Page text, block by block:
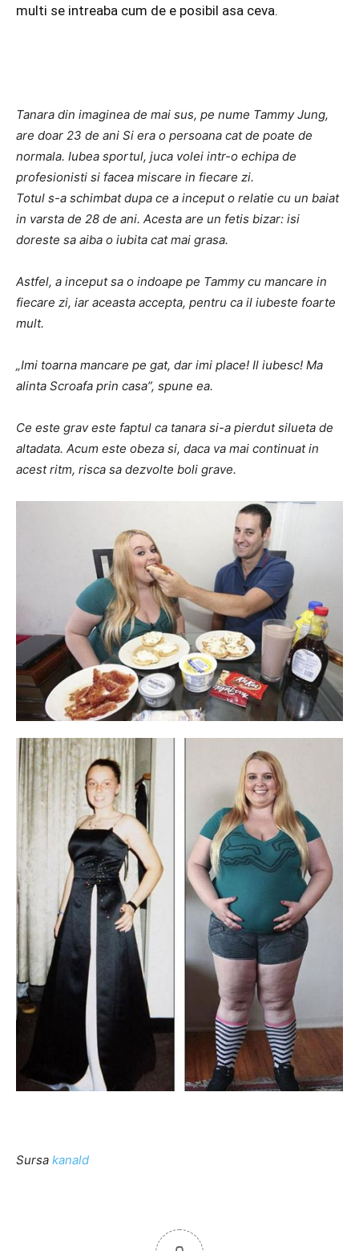
multi se intreaba cum de e posibil asa ceva.
Tanara din imaginea de mai sus, pe nume Tammy Jung,
are doar 23 de ani Si era o persoana cat de poate de
normala. Iubea sportul, juca volei intr-o echipa de
profesionisti si facea miscare in fiecare zi.
Totul s-a schimbat dupa ce a inceput o relatie cu un baiat
in varsta de 28 de ani. Acesta are un fetis bizar: isi
doreste sa aiba o iubita cat mai grasa.
Astfel, a inceput sa o indoape pe Tammy cu mancare in
fiecare zi, iar aceasta accepta, pentru ca il iubeste foarte
mult.
„Imi toarna mancare pe gat, dar imi place! Il iubesc! Ma
alinta Scroafa prin casa”, spune ea.
Ce este grav este faptul ca tanara si-a pierdut silueta de
altadata. Acum este obeza si, daca va mai continuat in
acest ritm, risca sa dezvolte boli grave.
Sursa kanald